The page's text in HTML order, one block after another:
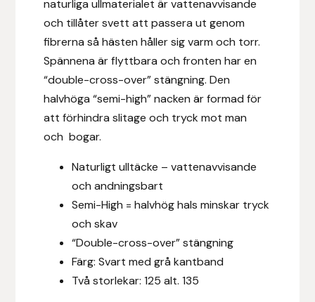
naturliga ullmaterialet är vattenavvisande
och tillåter svett att passera ut genom
fibrerna så hästen håller sig varm och torr.
Spännena är flyttbara och fronten har en
“double-cross-over” stängning. Den
halvhöga “semi-high” nacken är formad för
att förhindra slitage och tryck mot man
och bogar.
Naturligt ulltäcke – vattenavvisande
och andningsbart
Semi-High = halvhög hals minskar tryck
och skav
“Double-cross-over” stängning
Färg: Svart med grå kantband
Två storlekar: 125 alt. 135
Eyjólfur Ísólfsson
Fákur Rideudstyr
Furminator
Globus Sport